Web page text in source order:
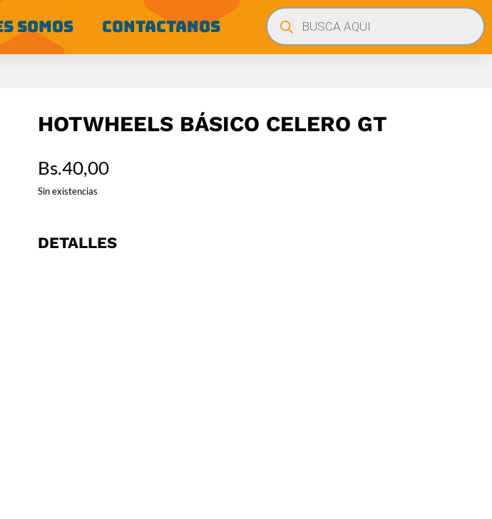
SOMOS CONTACTANOS
Búsqueda
de
productos
HOTWHEELS BÁSICO CELERO GT
Bs.40,00
Sin existencias
DETALLES